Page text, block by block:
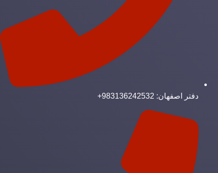
دفتر اصفهان: 983136242532+